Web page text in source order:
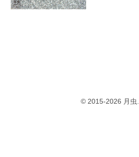
© 2015-2026 月虫.